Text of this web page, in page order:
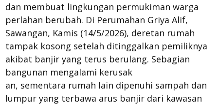
dan membuat lingkungan permukiman warga
perlahan berubah. Di Perumahan Griya Alif,
Sawangan, Kamis (14/5/2026), deretan rumah
tampak kosong setelah ditinggalkan pemiliknya
akibat banjir yang terus berulang. Sebagian
bangunan mengalami kerusak
an, sementara rumah lain dipenuhi sampah dan
lumpur yang terbawa arus banjir dari kawasan